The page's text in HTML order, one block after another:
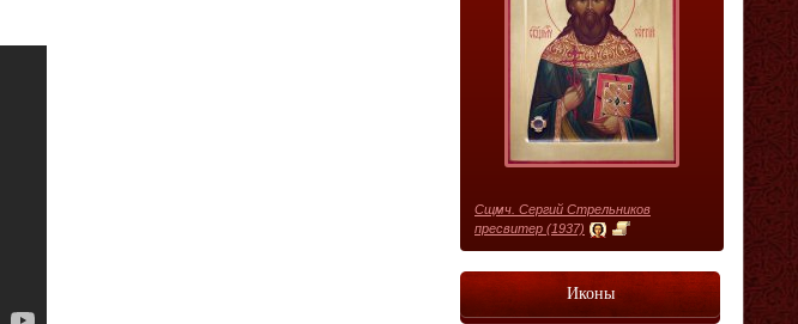
Сщмч. Сергий Стрельников
пресвитер (1937)
Иконы